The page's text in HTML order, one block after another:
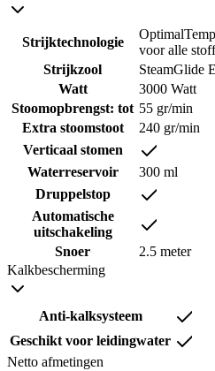
Strijktechnologie
voor alle
Strijkzool
SteamGlide
Watt
3000 Watt
Stoomopbrengst: tot 55 gr/min
Extra stoomstoot
240 gr/min
Verticaal stomen
Waterreservoir
300 ml
Druppelstop
Automatische
uitschakeling
Snoer
2.5 meter
Kalkbescherming
Anti-kalksysteem
Geschikt voor leidingwater
Netto afmetingen